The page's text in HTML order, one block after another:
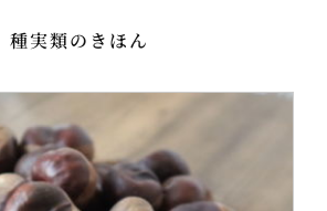
種実類のきほん